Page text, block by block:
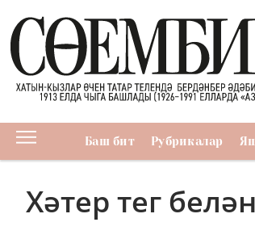
Баш бит Рубрикалар
Хәтер тег